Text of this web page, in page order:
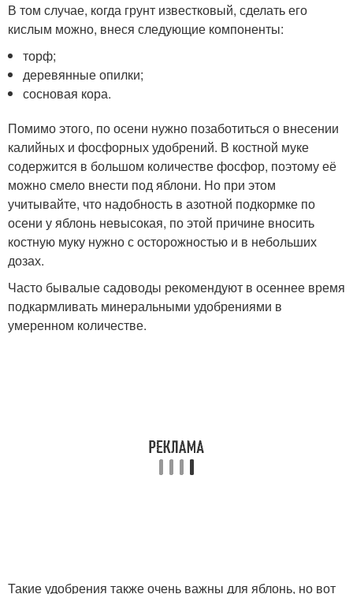
В том случае, когда грунт известковый, сделать его
кислым можно, внеся следующие компоненты:
торф;
деревянные опилки;
сосновая кора.
Помимо этого, по осени нужно позаботиться о внесении
калийных и фосфорных удобрений. В костной муке
содержится в большом количестве фосфор, поэтому её
можно смело внести под яблони. Но при этом
учитывайте, что надобность в азотной подкормке по
осени у яблонь невысокая, по этой причине вносить
костную муку нужно с осторожностью и в небольших
дозах.
Часто бывалые садоводы рекомендуют в осеннее время
подкармливать минеральными удобрениями в
умеренном количестве.
Такие удобрения также очень важны для яблонь, но вот